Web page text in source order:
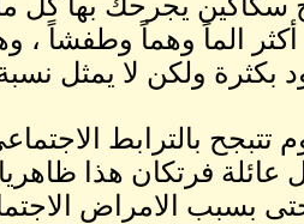
يجرحك بها كل
أكثر الماً وهماً وطفشاً
بكثرة ولكن لا يمثل
تتبجح بالترابط
عائلة فرتكان هذا
بسبب الامراض